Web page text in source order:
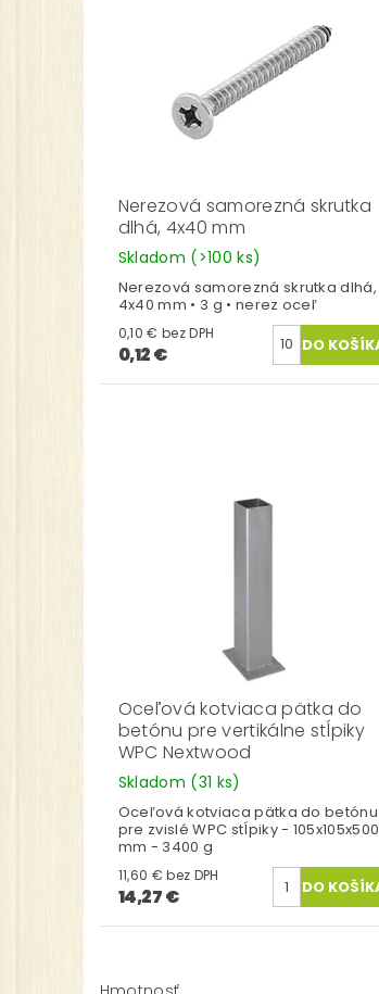
Nerezová samorezná skrutka
dlhá, 4x40 mm
Skladom (>100 ks)
Nerezová samorezná skrutka dlhá,
0,10 € bez DPH
0,12 €
Oceľová kotviaca pätka do
betónu pre vertikálne stĺpiky
WPC Nextwood
Skladom (31 ks)
Oceľová kotviaca pätka do betónu
pre zvislé WPC stĺpiky - 105x105x500
mm - 3400 g
11,60 € bez DPH
14,27 €